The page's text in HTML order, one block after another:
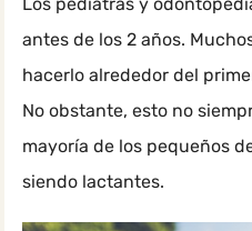
antes de los 2 años.
hacerlo alrededor del
No obstante, esto no
mayoría de los pequeños
siendo lactantes.